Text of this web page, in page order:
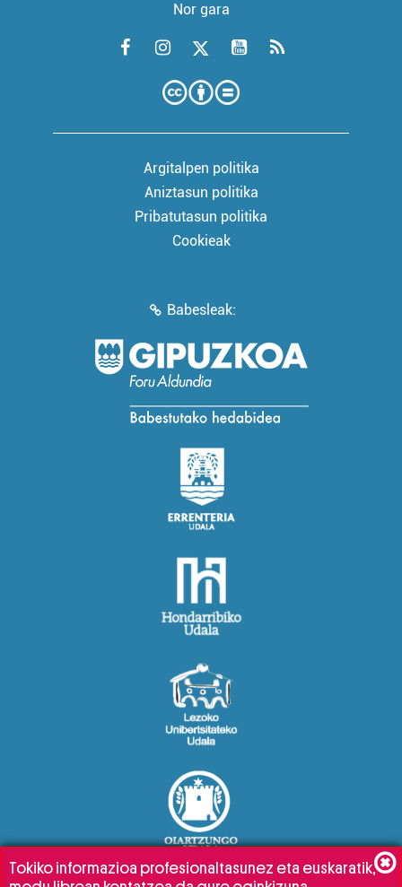
Nor gara
Argitalpen politika
Aniztasun politika
Pribatutasun politika
Cookieak
Babesleak:
Tokiko informazioa profesionaltasunez eta euskaratik,